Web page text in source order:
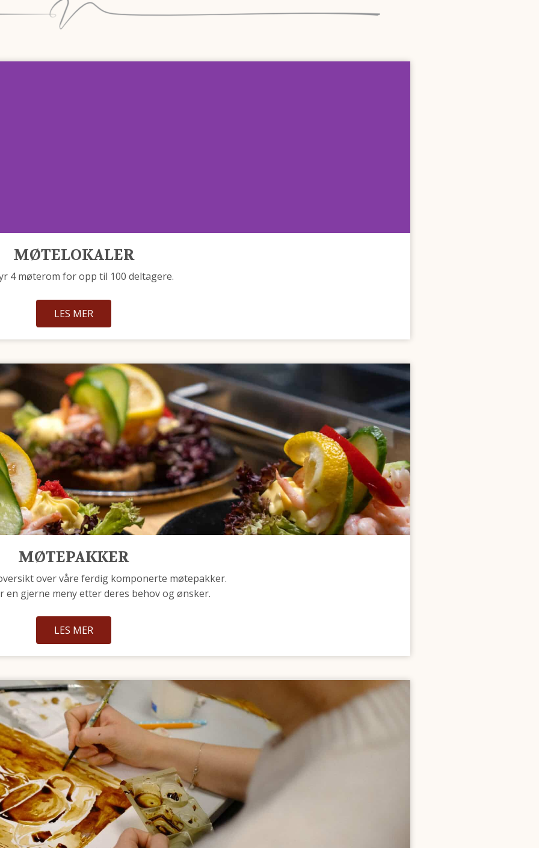
MØTELOKALER
4 møterom for opp til 100 deltagere.
LES MER
MØTEPAKKER
over våre ferdig komponerte møtepakker.
en gjerne meny etter deres behov og ønsker.
LES MER